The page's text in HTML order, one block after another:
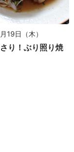
19日（木）
り！ぶり照り焼